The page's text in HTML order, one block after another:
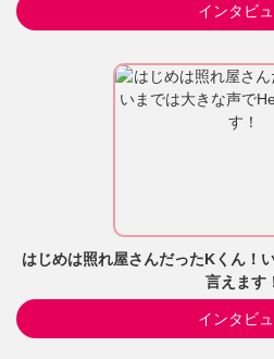
インタビ
はじめは照れ屋さんだったKくん！
言えます
インタビ